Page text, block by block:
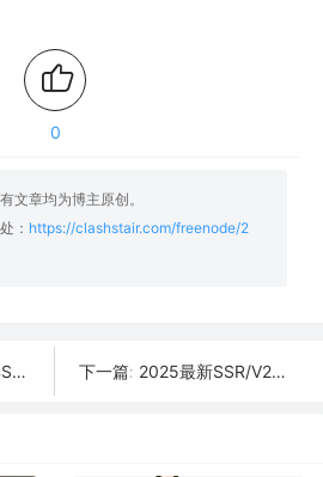
0
文章均为博主原创。
： https://clashstair.com/freenode/2
用 下一篇: 2025最新SSR/V2Ray/Clash免费节点 | 11月24日可用订阅